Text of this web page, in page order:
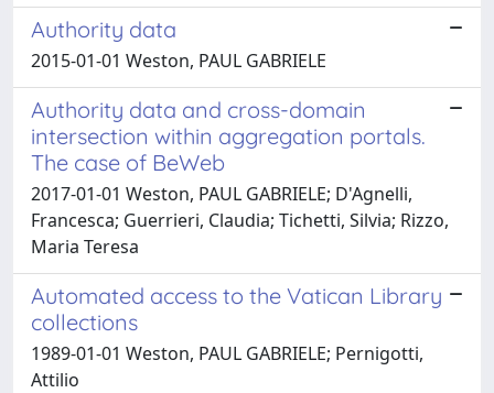
Authority data
2015-01-01 Weston, PAUL GABRIELE
Authority data and cross-domain
intersection within aggregation portals.
The case of BeWeb
2017-01-01 Weston, PAUL GABRIELE; D'Agnelli,
Francesca; Guerrieri, Claudia; Tichetti, Silvia; Rizzo,
Maria Teresa
Automated access to the Vatican Library
collections
1989-01-01 Weston, PAUL GABRIELE; Pernigotti,
Attilio